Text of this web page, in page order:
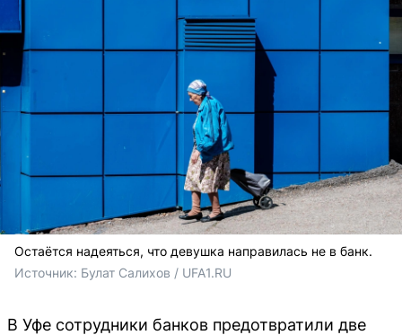
Остаётся надеяться, что девушка направилась не в банк.
Источник: Булат Салихов / UFA1.RU
В Уфе сотрудники банков предотвратили две